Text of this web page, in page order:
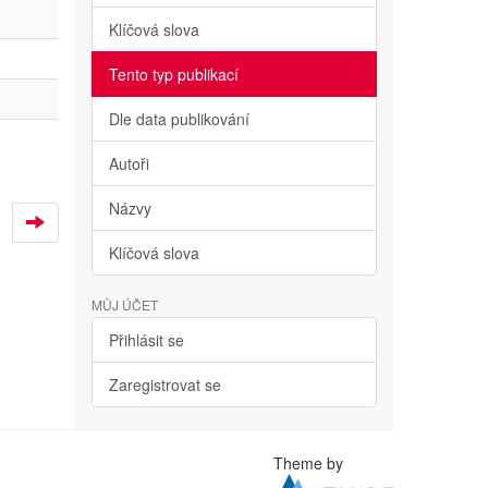
Klíčová slova
Tento typ publikací
Dle data publikování
Autoři
Názvy
Klíčová slova
MŮJ ÚČET
Přihlásit se
Zaregistrovat se
Theme by